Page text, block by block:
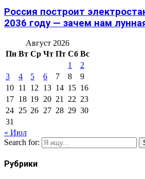
Россия построит
2036 году — зачем нам
Август 2026
Пн Вт Ср Чт Пт Сб Вс
1
2
3
4 5 6 7 8
9
10 11 12 13 14 15 16
17 18 19 20 21 22 23
24 25 26 27 28 29 30
31
« Июл
Search for:
Рубрики